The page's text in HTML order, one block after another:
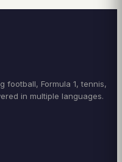
football, Formula 1, tennis,
in multiple languages.